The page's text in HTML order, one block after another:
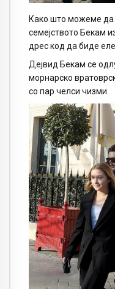
Како што можеме
семејството Бекам
дрес код да биде
Дејвид Бекам се
морнарско
со пар челси чизми.